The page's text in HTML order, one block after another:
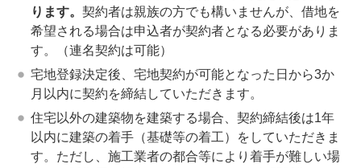
ります。 契約者は親族の方でも構いませんが、借地を
希望される場合は申込者が契約者となる必要がありま
す。（連名契約は可能）
宅地登録決定後、宅地契約が可能となった日から3か
月以内に契約を締結していただきます。
住宅以外の建築物を建築する場合、契約締結後は1年
以内に建築の着手（基礎等の着工）をしていただきま
す。ただし、施工業者の都合等により着手が難しい場